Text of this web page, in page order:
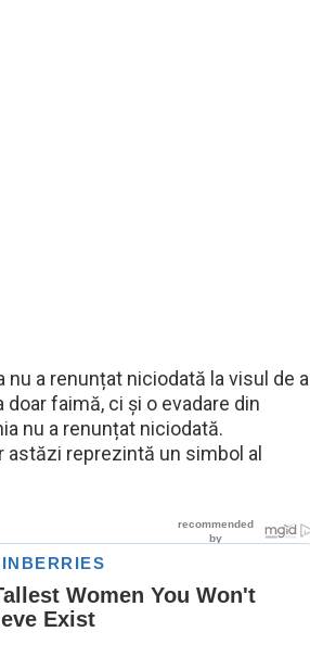
nu a renunțat niciodată la visul de a
faimă, ci și o evadare din
nu a renunțat niciodată.
astăzi reprezintă un simbol al